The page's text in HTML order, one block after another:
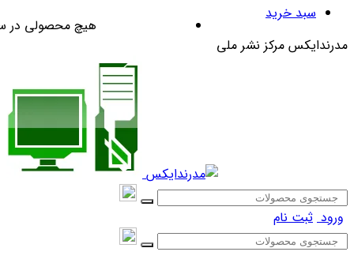
هیچ محصولی در
سبد خرید
مدرندایکس مرکز نشر ملی
ورود ثبت نام